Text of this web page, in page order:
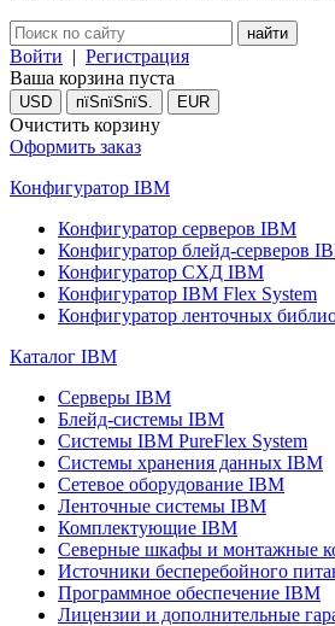
Войти | Регистрация
Ваша корзина пуста
USD пїЅпїЅпїЅ. EUR
Очистить корзину
Оформить заказ
Конфигуратор IBM
Конфигуратор серверов IBM
Конфигуратор блейд-серверов
Конфигуратор СХД IBM
Конфигуратор IBM Flex System
Конфигуратор ленточных
Каталог IBM
Серверы IBM
Блейд-системы IBM
Системы IBM PureFlex System
Системы хранения данных IBM
Сетевое оборудование IBM
Ленточные системы IBM
Комплектующие IBM
Северные шкафы и монтажные
Источники бесперебойного
Программное обеспечение IBM
Лицензии и дополнительные